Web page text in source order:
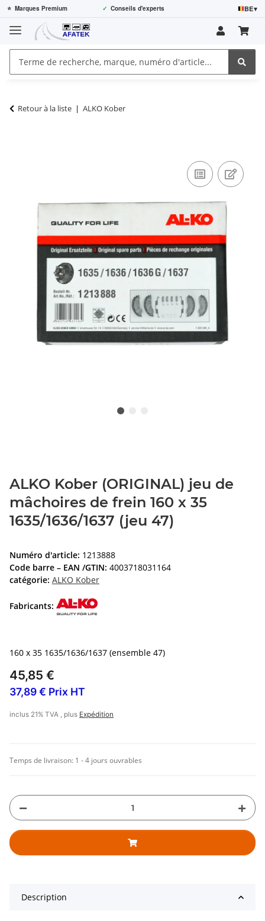
⭐ Marques Premium ✓ Conseils d'experts BE▾
Retour à la liste ALKO Kober
ALKO Kober (ORIGINAL) jeu de
mâchoires de frein 160 x 35
1635/1636/1637 (jeu 47)
Numéro d'article: 1213888
Code barre – EAN /GTIN: 4003718031164
catégorie: ALKO Kober
Fabricants:
160 x 35 1635/1636/1637 (ensemble 47)
45,85 €
37,89 € Prix HT
inclus 21% TVA , plus Expédition
Temps de livraison: 1 - 4 jours ouvrables
Description